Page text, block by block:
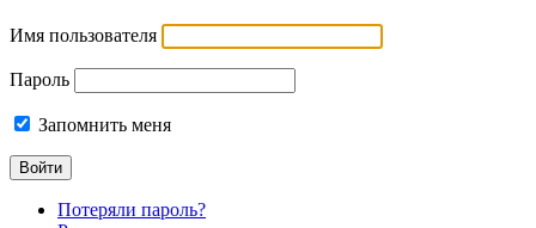
Имя пользователя
Пароль
Запомнить меня
Потеряли пароль?